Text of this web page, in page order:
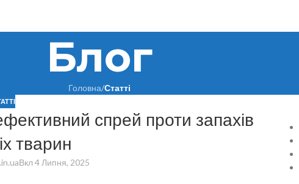
Блог
Головна/Статті
спрей проти запахів
тварин
Вкл 4 Липня, 2025